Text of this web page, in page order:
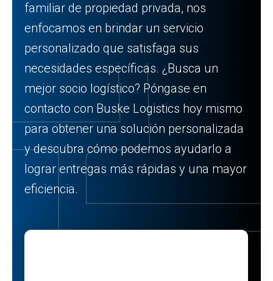
familiar de propiedad privada, nos
enfocamos en brindar un servicio
personalizado que satisfaga sus
necesidades específicas. ¿Busca un
mejor socio logístico? Póngase en
contacto con Buske Logistics hoy mismo
para obtener una solución personalizada
y descubra cómo podemos ayudarlo a
lograr entregas más rápidas y una mayor
eficiencia.